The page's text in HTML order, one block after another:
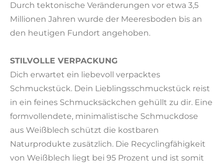
Durch tektonische Veränderungen vor etwa 3,5
Millionen Jahren wurde der Meeresboden bis an
den heutigen Fundort angehoben.
STILVOLLE VERPACKUNG
Dich erwartet ein liebevoll verpacktes
Schmuckstück. Dein Lieblingsschmuckstück reist
in ein feines Schmucksäckchen gehüllt zu dir. Eine
formvollendete, minimalistische Schmuckdose
aus Weißblech schützt die kostbaren
Naturprodukte zusätzlich. Die Recyclingfähigkeit
von Weißblech liegt bei 95 Prozent und ist somit